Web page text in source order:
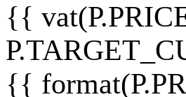
{{
{{